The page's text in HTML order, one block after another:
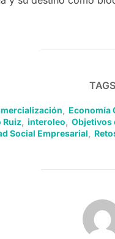
TAGS
Economía
Ruiz interoleo Objetivos
Social Empresarial
POST